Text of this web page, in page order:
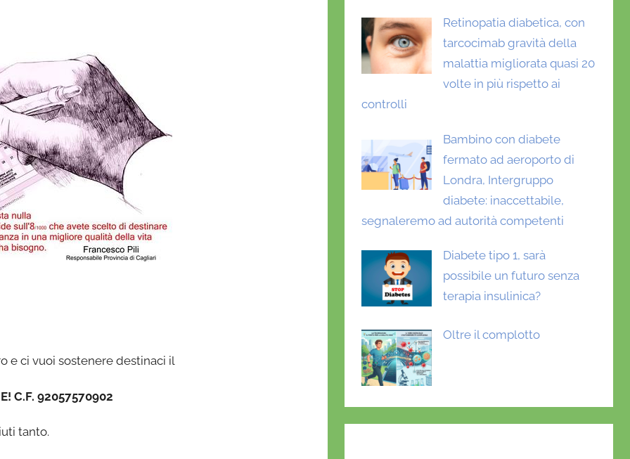
e ci vuoi sostenere destinaci il
C.F. 92057570902
tanto.
Retinopatia diabetica, con
tarcocimab gravità della
malattia migliorata quasi 20
volte in più rispetto ai
controlli
Bambino con diabete
fermato ad aeroporto di
Londra, Intergruppo
diabete: inaccettabile,
segnaleremo ad autorità competenti
Diabete tipo 1, sarà
possibile un futuro senza
terapia insulinica?
Oltre il complotto